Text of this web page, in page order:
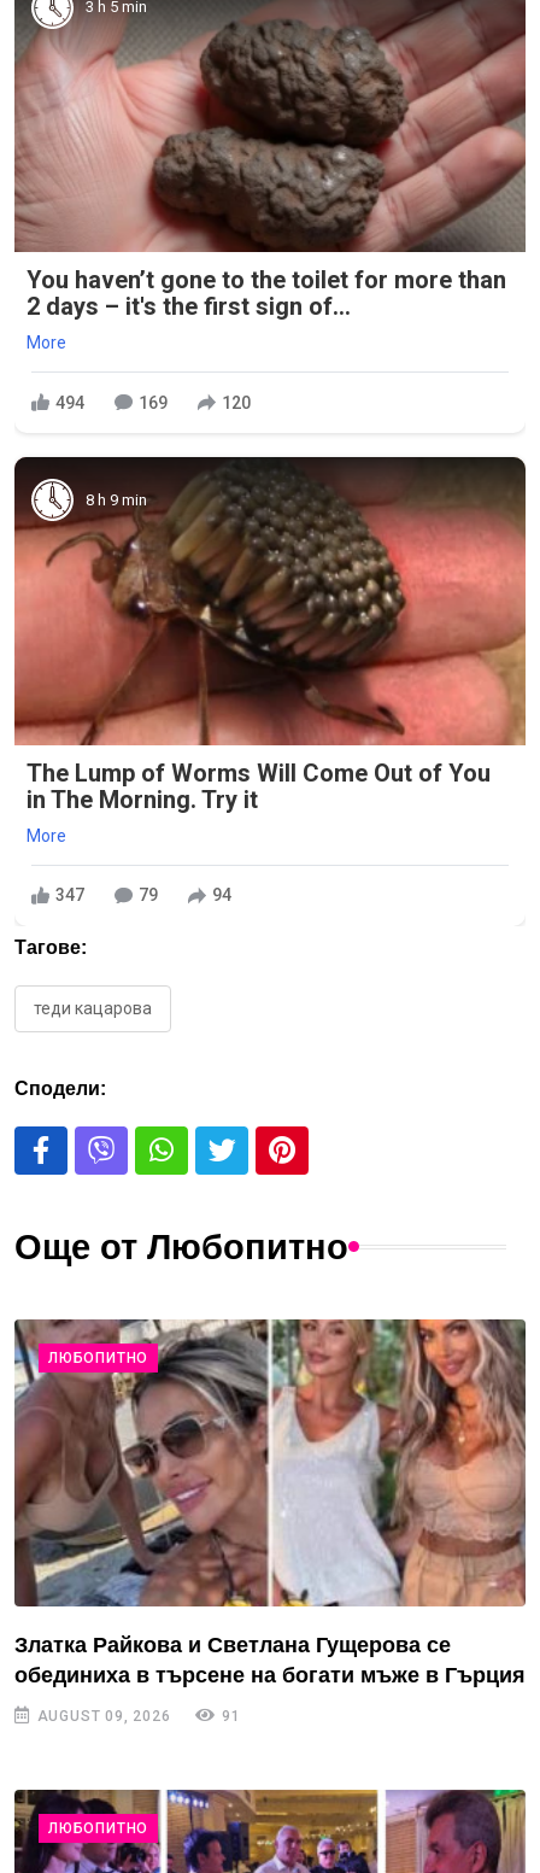
3 h 5 min
You haven’t gone to the toilet for more than
2 days – it's the first sign of...
More
494 169 120
8 h 9 min
The Lump of Worms Will Come Out of You
in The Morning. Try it
More
347 79 94
Тагове:
теди кацарова
Сподели:
Още от Любопитно
ЛЮБОПИТНО
Златка Райкова и Светлана Гущерова се
обединиха в търсене на богати мъже в Гърция
AUGUST 09, 2026 91
ЛЮБОПИТНО